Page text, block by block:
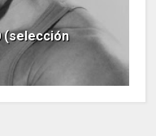
(selección